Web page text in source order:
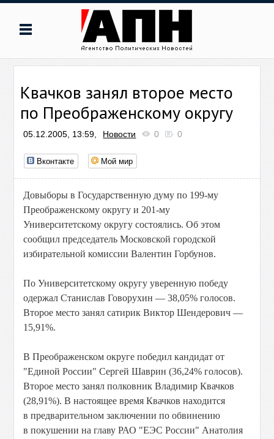
Квачков занял второе место
по Преображенскому округу
05.12.2005, 13:59, Новости 0 0
Вконтакте Мой мир
Довыборы в Государственную думу по 199-му
Преображенскому округу и 201-му
Университетскому округу состоялись. Об этом
сообщил председатель Московской городской
избирательной комиссии Валентин Горбунов.
По Университетскому округу уверенную победу
одержал Станислав Говорухин — 38,05% голосов.
Второе место занял сатирик Виктор Шендерович —
15,91%.
В Преображенском округе победил кандидат от
"Единой России" Сергей Шаврин (36,24% голосов).
Второе место занял полковник Владимир Квачков
(28,91%). В настоящее время Квачков находится
в предварительном заключении по обвинению
в покушении на главу РАО "ЕЭС России" Анатолия